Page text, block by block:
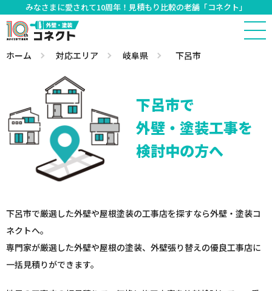
みなさまに愛されて10周年！見積もり比較の老舗「コネクト」
ホーム 対応エリア 岐阜県 下呂市
下呂市で
外壁・塗装工事を
検討中の方へ
下呂市で厳選した外壁や屋根塗装の工事店を探すなら外壁・塗装コ
ネクトへ。
専門家が厳選した外壁や屋根の塗装、外壁張り替えの優良工事店に
一括見積りができます。